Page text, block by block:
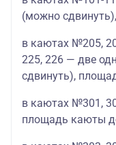
(можно
в каютах №205,
225, 226 — две
сдвинуть),
в каютах №301,
площадь каюты